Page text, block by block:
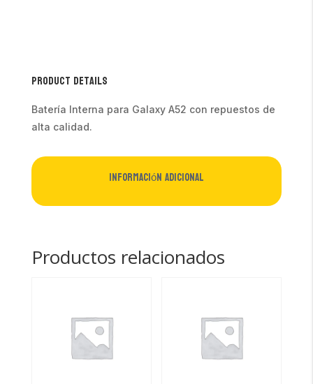
Product Details
Batería Interna para Galaxy A52 con repuestos de
alta calidad.
Información adicional
Productos relacionados